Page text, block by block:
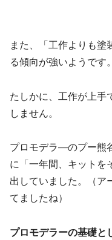
また、「工作よりも塗
る傾向が強いようです。
たしかに、工作が上手
しません。
プロモデラ―のプー熊
に「一年間、キットを
出していました。（ア
てましたね）
プロモデラーの基礎と